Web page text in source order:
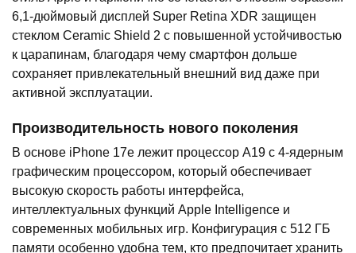
6,1-дюймовый дисплей Super Retina XDR защищен
стеклом Ceramic Shield 2 с повышенной устойчивостью
к царапинам, благодаря чему смартфон дольше
сохраняет привлекательный внешний вид даже при
активной эксплуатации.
Производительность нового поколения
В основе iPhone 17e лежит процессор A19 с 4-ядерным
графическим процессором, который обеспечивает
высокую скорость работы интерфейса,
интеллектуальных функций Apple Intelligence и
современных мобильных игр. Конфигурация с 512 ГБ
памяти особенно удобна тем, кто предпочитает хранить